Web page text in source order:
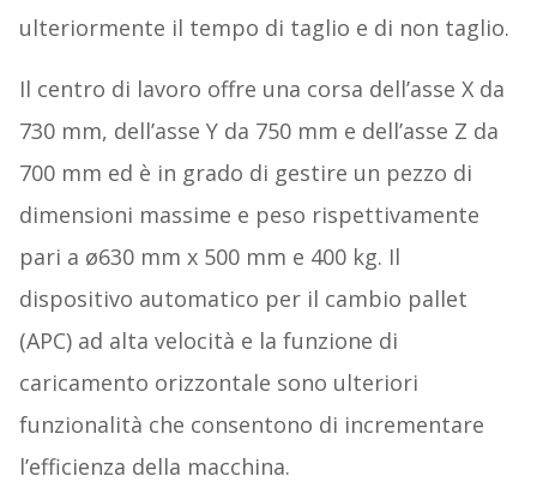
ulteriormente il tempo di taglio e di non taglio.
Il centro di lavoro offre una corsa dell’asse X da
730 mm, dell’asse Y da 750 mm e dell’asse Z da
700 mm ed è in grado di gestire un pezzo di
dimensioni massime e peso rispettivamente
pari a ø630 mm x 500 mm e 400 kg. Il
dispositivo automatico per il cambio pallet
(APC) ad alta velocità e la funzione di
caricamento orizzontale sono ulteriori
funzionalità che consentono di incrementare
l’efficienza della macchina.